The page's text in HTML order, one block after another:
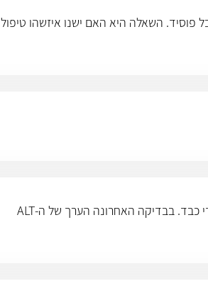
פוסיד. השאלה היא האם ישנו איזשהו טיפול
אני חולה במחלה כרונית של המעיים - קוליטיס, ומשתמש ברפאסל. אחת לשנה אני מבצע בדיקות דם כלליות הכוללות תפקודי כבד. בבדיקה האחרונה הערך של ה-ALT